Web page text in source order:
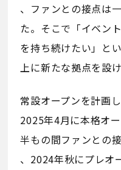
、ファンとの接点は
た。そこで「イベン
を持ち続けたい」と
上に新たな拠点を設
常設オープンを計画
2025年4月に本格オ
半もの間ファンとの
、2024年秋にプレオ